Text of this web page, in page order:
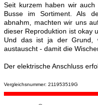
Seit kurzem haben wir
Busse im Sortiment. Als
abnahm, machten wir uns
dieser Reproduktion ist okay
Und das ist ja der Grund,
austauscht - damit die
Der elektrische Anschluss
Vergleichsnummer: 211953519G